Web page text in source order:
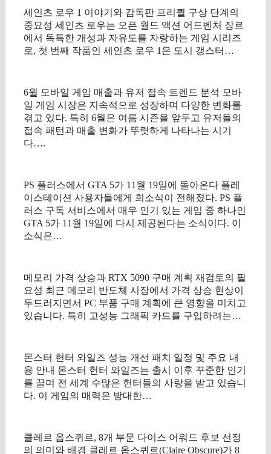
세인츠 로우 1 이야기와 감독판 프리퀄 구상 단계의
중요성 세인츠 로우는 오픈 월드 액션 어드벤처 장르
에서 독특한 개성과 자유도를 자랑하는 게임 시리즈
로, 첫 번째 작품인 세인츠 로우 1은 도시 갱스터…
6월 모바일 게임 매출과 유저 접속 트렌드 분석 모바
일 게임 시장은 지속적으로 성장하며 다양한 변화를
겪고 있다. 특히 6월은 여름 시즌을 앞두고 유저들의
접속 패턴과 매출 변화가 뚜렷하게 나타나는 시기
다….
PS 플러스에서 GTA 5가 11월 19일에 돌아온다 플레
이스테이션 사용자들에게 희소식이 전해졌다. PS 플
러스 구독 서비스에서 매우 인기 있는 게임 중 하나인
GTA 5가 11월 19일에 다시 제공된다는 소식이다. 이
소식은…
메모리 가격 상승과 RTX 5090 구매 계획 재검토의 필
요성 최근 메모리 반도체 시장에서 가격 상승 현상이
두드러지면서 PC 부품 구매 계획에 큰 영향을 미치고
있습니다. 특히 고성능 그래픽 카드를 구입하려는…
몬스터 헌터 와일즈 성능 개선 패치 일정 및 주요 내
용 안내 몬스터 헌터 와일즈는 출시 이후 꾸준한 인기
를 끌며 전 세계 수많은 헌터들의 사랑을 받고 있습니
다. 이 게임의 매력은 방대한…
클레르 옵스퀴르, 8개 부문 다이스 어워드 후보 선정
의 의미와 배경 클레르 옵스퀴르(Claire Obscure)가 8